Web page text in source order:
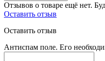
Отзывов о товаре ещё нет.
Оставить отзыв
Оставить отзыв
Антиспам поле. Его